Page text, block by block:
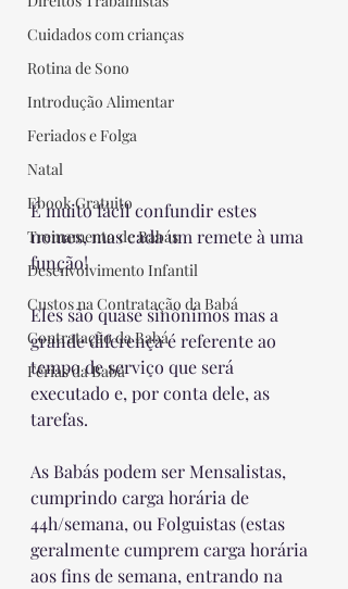
Cuidados com crianças
Rotina de Sono
Introdução Alimentar
Feriados e Folga
Natal
Ebook Gratuito
Treinamento de Babás
Desenvolvimento Infantil
Custos na Contratação da Babá
Contratação da Babá
Férias da Babá
É muito fácil confundir estes
nomes, mas cada um remete à uma
função!
Eles são quase sinônimos mas a
grande diferença é referente ao
tempo de serviço que será
executado e, por conta dele, as
tarefas.
As Babás podem ser Mensalistas,
cumprindo carga horária de
44h/semana, ou Folguistas (estas
geralmente cumprem carga horária
aos fins de semana, entrando na